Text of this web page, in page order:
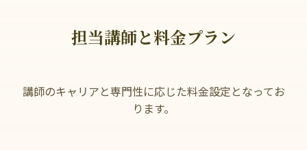
担当講師と料金プラン
講師のキャリアと専門性に応じた料金設定となってお
ります。